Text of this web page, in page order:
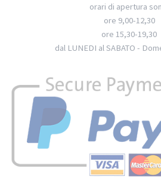
orari di apertura
ore 9,00-12,30
ore 15,30-19,30
dal LUNEDI al SABATO -